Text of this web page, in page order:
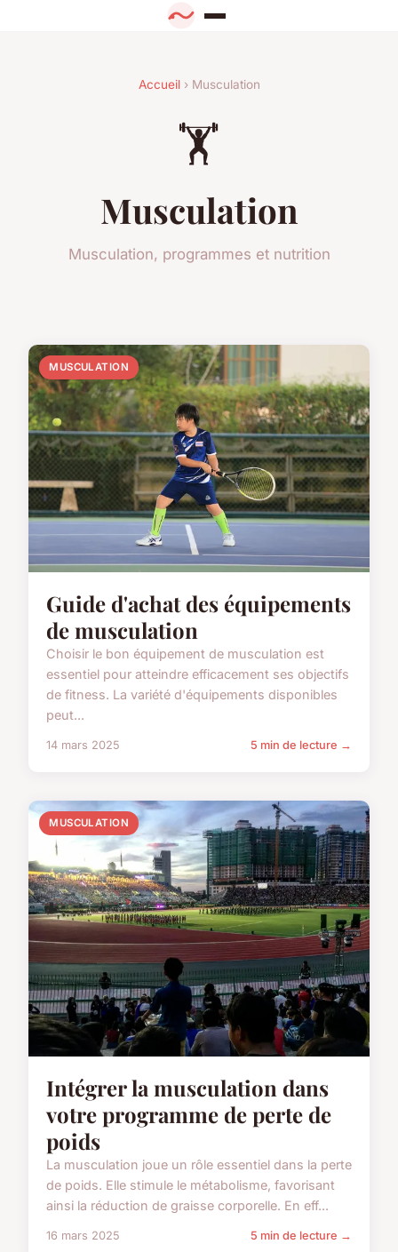
Accueil› Musculation
🏋️
Musculation
Musculation, programmes et nutrition
MUSCULATION
Guide d'achat des équipements
de musculation
Choisir le bon équipement de musculation est
essentiel pour atteindre efficacement ses objectifs
de fitness. La variété d'équipements disponibles
peut...
14 mars 2025 5 min de lecture →
MUSCULATION
Intégrer la musculation dans
votre programme de perte de
poids
La musculation joue un rôle essentiel dans la perte
de poids. Elle stimule le métabolisme, favorisant
ainsi la réduction de graisse corporelle. En eff...
16 mars 2025 5 min de lecture →